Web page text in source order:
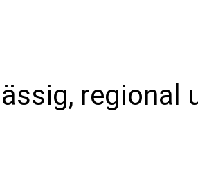
regional